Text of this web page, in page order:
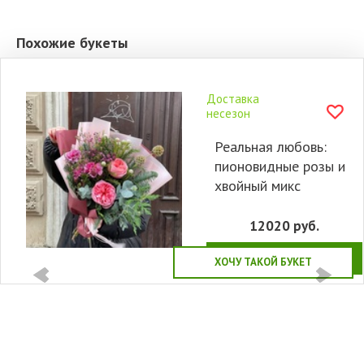
Похожие букеты
Доставка
несезон
Реальная любовь:
пионовидные розы и
хвойный микс
12020 руб.
ХОЧУ ТАКОЙ БУКЕТ
КУПИТЬ